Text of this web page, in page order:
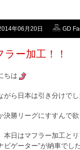
年06月20日 GD
ラー加工！！
ちは
がら日本は引き分けで
決勝リーグにすすんで
本日はマフラー加工と
ゲーター”が納車でし